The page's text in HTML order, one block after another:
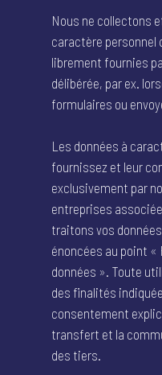
Nous ne collectons
caractère personnel
librement fournies
délibérée, par ex.
formulaires ou
Les données à
fournissez et leur
exclusivement par
entreprises
traitons vos
énoncées au point
données ». Toute
des finalités
consentement
transfert et la
des tiers.